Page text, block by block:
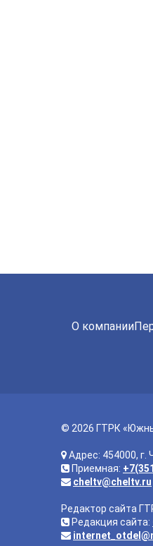
О компании
© 2026 ГТРК
Адрес: 454000, г.
Приемная:
cheltv@cheltv.ru
Редактор сайта
Редакция сайта: